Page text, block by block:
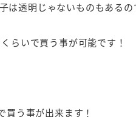
は透明じゃないものもあるの
らいで買う事が可能です！
買う事が出来ます！